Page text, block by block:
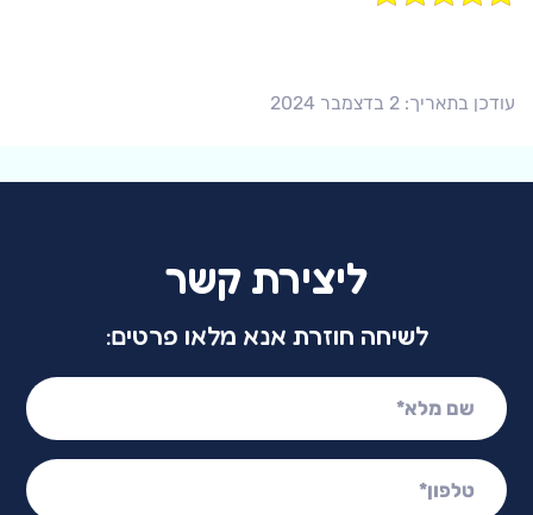
עודכן בתאריך: 2 בדצמבר 2024
ליצירת קשר
לשיחה חוזרת אנא מלאו פרטים:
שם מלא:
טלפון: